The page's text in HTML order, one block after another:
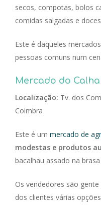
secos, compotas, bolos
comidas salgadas e
Este é daqueles
pessoas comuns num
Mercado do
Localização: Tv. dos
Coimbra
Este é um mercado de
modestas e produtos
bacalhau assado na
Os vendedores são
dos clientes várias